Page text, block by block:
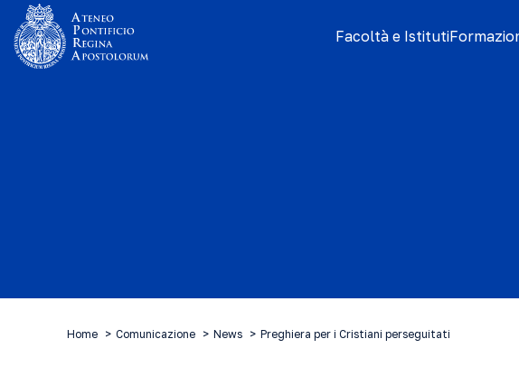
Facoltà e Istituti
Home Comunicazione News Preghiera per i Cristiani perseguitati